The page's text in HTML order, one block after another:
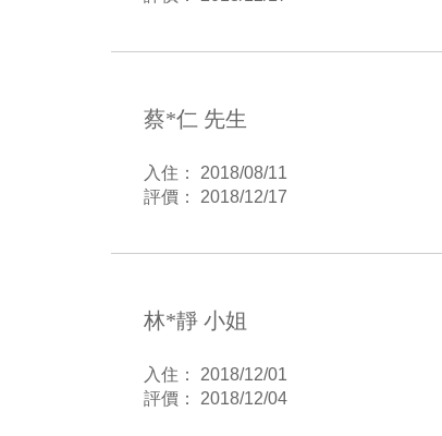
蔡*仁 先生
入住： 2018/08/11
評價： 2018/12/17
林*靜 小姐
入住： 2018/12/01
評價： 2018/12/04